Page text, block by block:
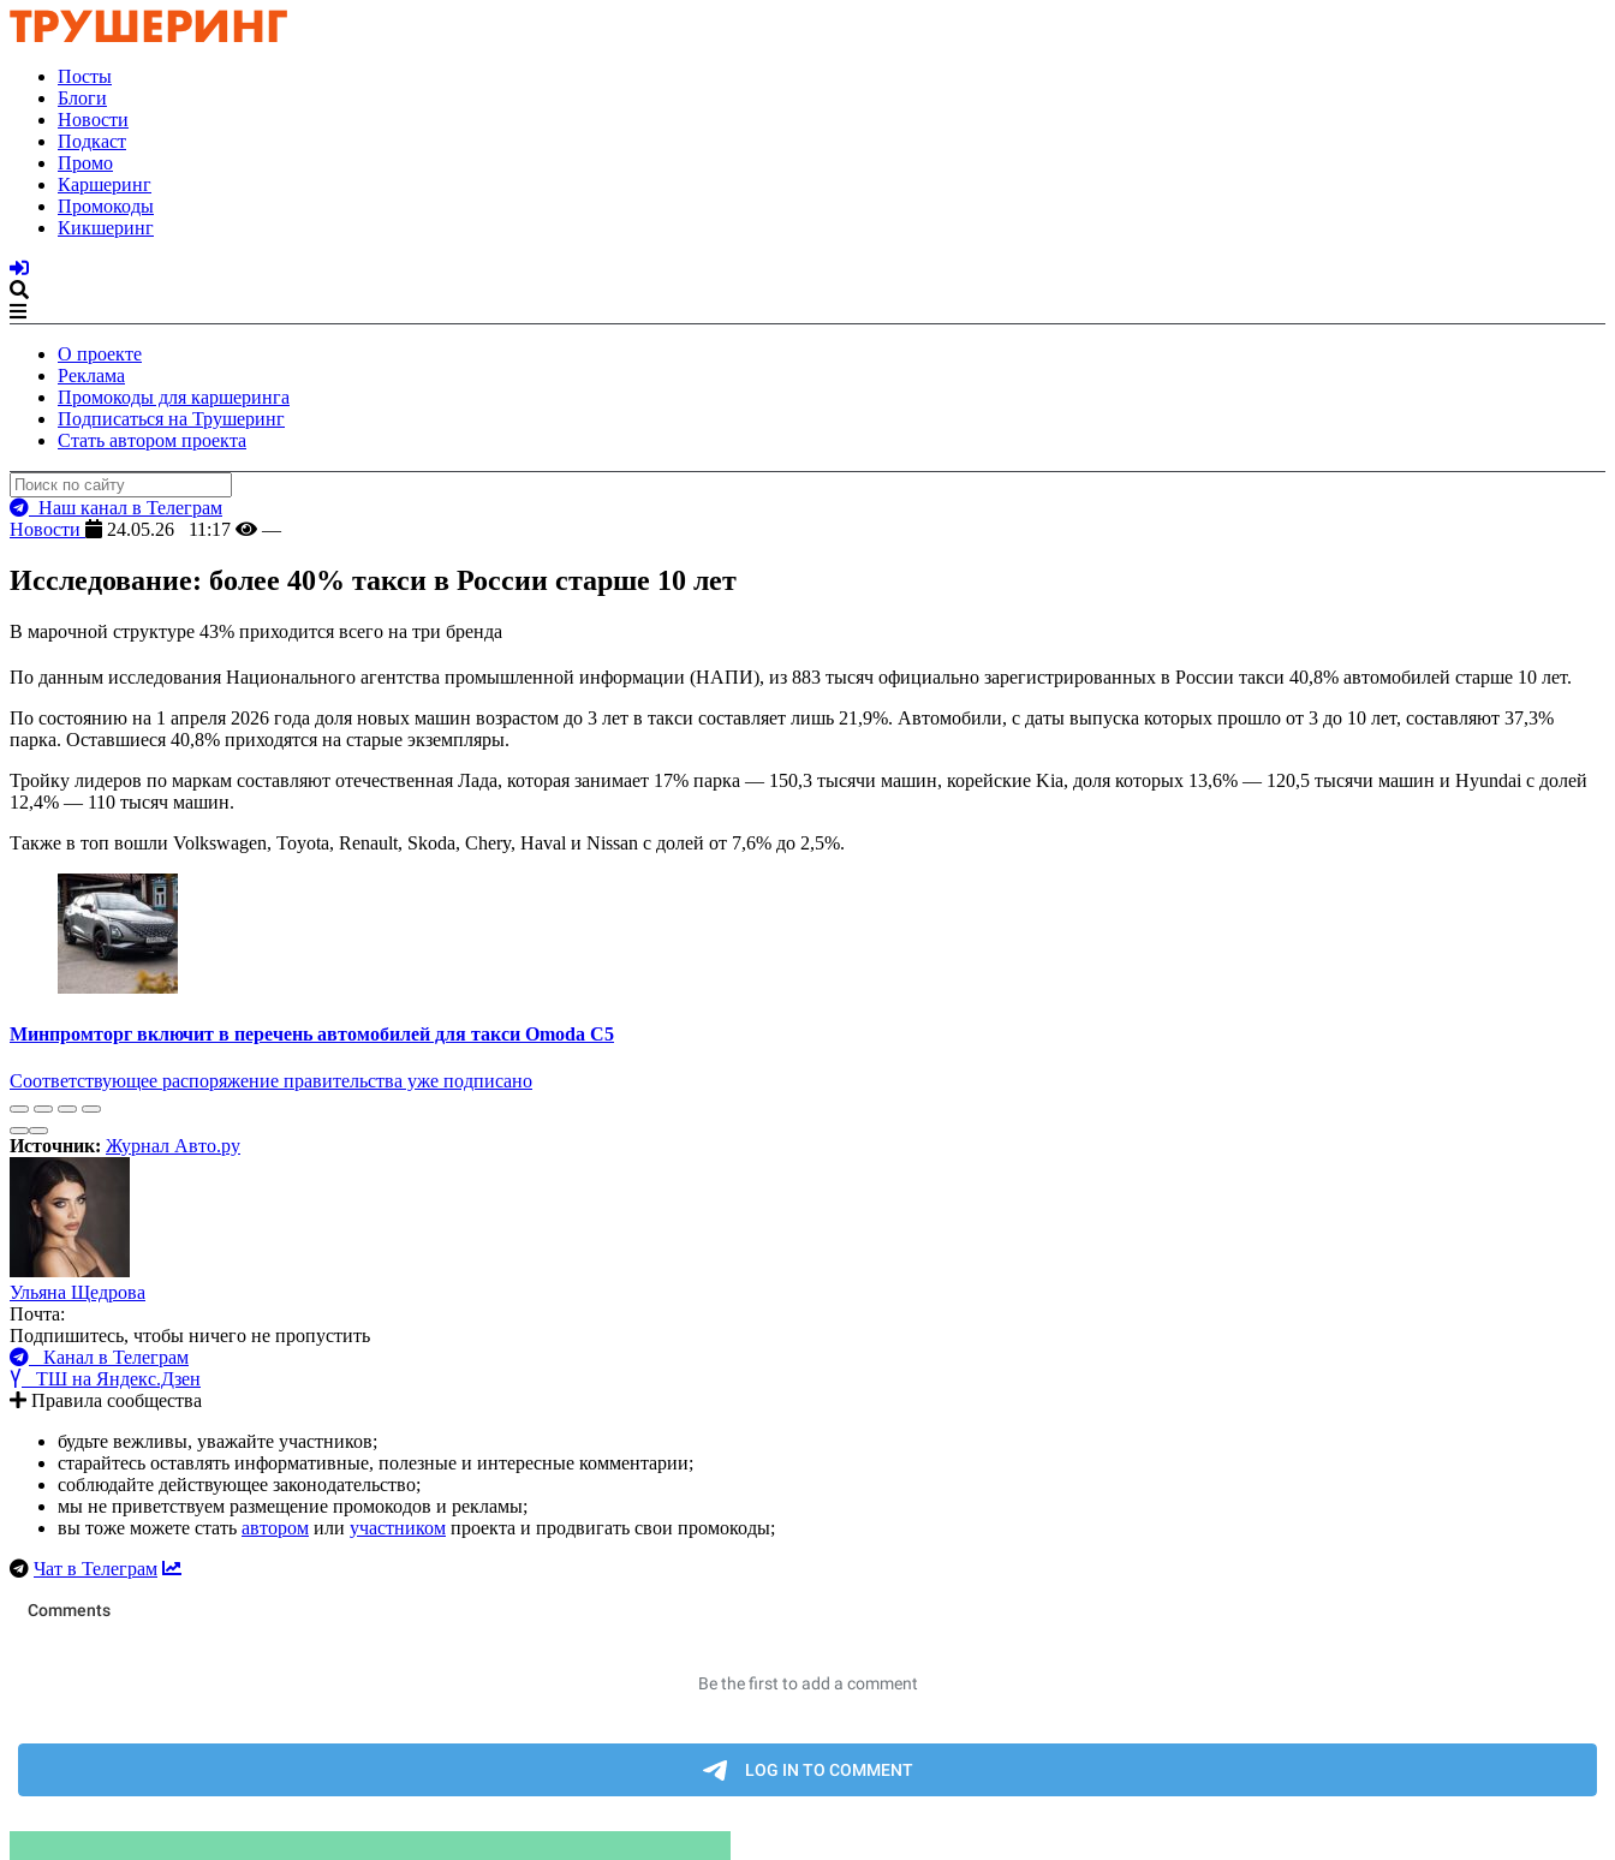
Посты
Блоги
Новости
Подкаст
Промо
Каршеринг
Промокоды
Кикшеринг
О проекте
Реклама
Промокоды для каршеринга
Подписаться на Трушеринг
Стать автором проекта
Наш канал в Телеграм
Новости
24.05.26 11:17 —
Исследование: более 40% такси в России старше 10 лет
В марочной структуре 43% приходится всего на три бренда
По данным исследования Национального агентства промышленной информации (НАПИ), из 883 тысяч официально зарегистрированных в России такси 40,8% автомобилей старше 10 лет.
По состоянию на 1 апреля 2026 года доля новых машин возрастом до 3 лет в такси составляет лишь 21,9%. Автомобили, с даты выпуска которых прошло от 3 до 10 лет, составляют 37,3%
парка. Оставшиеся 40,8% приходятся на старые экземпляры.
Тройку лидеров по маркам составляют отечественная Лада, которая занимает 17% парка — 150,3 тысячи машин, корейские Kia, доля которых 13,6% — 120,5 тысячи машин и Hyundai с долей
12,4% — 110 тысяч машин.
Также в топ вошли Volkswagen, Toyota, Renault, Skoda, Chery, Haval и Nissan c долей от 7,6% до 2,5%.
Минпромторг включит в перечень автомобилей для такси Omoda C5
Соответствующее распоряжение правительства уже подписано
Источник: Журнал Авто.ру
Ульяна Щедрова
Почта:
Подпишитесь, чтобы ничего не пропустить
Канал в Телеграм
ТШ на Яндекс.Дзен
Правила сообщества
будьте вежливы, уважайте участников;
старайтесь оставлять информативные, полезные и интересные комментарии;
соблюдайте действующее законодательство;
мы не приветствуем размещение промокодов и рекламы;
вы тоже можете стать автором или участником проекта и продвигать свои промокоды;
Чат в Телеграм